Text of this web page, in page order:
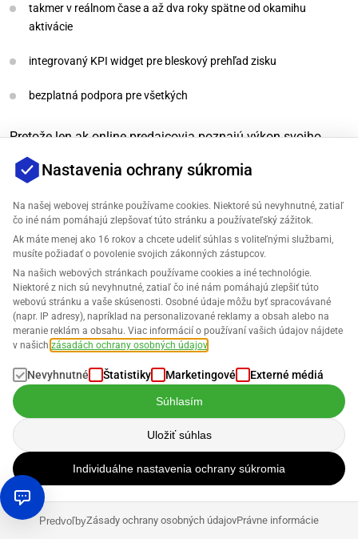
takmer v reálnom čase a až dva roky spätne od okamihu
aktivácie
integrovaný KPI widget pre bleskový prehľad zisku
bezplatná podpora pre všetkých
Pretože len ak online predajcovia poznajú výkon svojho
podnikania, môžu robiť rozhodnutia založené na dátach. S
Business Analytics pre Amazon vizualizujú všetky náklady a
paneli. Tak získate prehľad o tom, ktoré ponuky by ste mali
optimalizovať alebo zrušiť a ktoré produktové segmenty by
ste naopak mali rozšíriť. Zistenia o vývoji vašich FBA
produktov môžu viesť k dôležitým strategickým
rozhodnutiam a k udržateľnému úspechu.
Identifikujte bestseller a zabijakov zisku 14 dní zadarmo:
Teraz vyskúšať zadarmo.
Objavte svoj rastový potenciál
Predávate so ziskom? Zachovajte svoju
ziskovosť s SELLERLOGIC Business Analytics
pre Amazon. Teraz otestujte 14 dní.
Nastavenia ochrany súkromia
Na našej webovej stránke používame cookies. Niektoré sú nevyhnutné, zatiaľ
čo iné nám pomáhajú zlepšovať túto stránku a používateľský zážitok.
Ak máte menej ako 16 rokov a chcete udeliť súhlas s voliteľnými službami,
musíte požiadať o povolenie svojich zákonných zástupcov.
Na našich webových stránkach používame cookies a iné technológie.
Niektoré z nich sú nevyhnutné, zatiaľ čo iné nám pomáhajú zlepšiť túto
webovú stránku a vaše skúsenosti. Osobné údaje môžu byť spracovávané
(napr. IP adresy), napríklad na personalizované reklamy a obsah alebo na
meranie reklám a obsahu. Viac informácií o používaní vašich údajov nájdete
v našich zásadách ochrany osobných údajov
Nevyhnutné Štatistiky Marketingové Externé médiá
Súhlasím
Uložiť súhlas
Individuálne nastavenia ochrany súkromia
PredvoľbyZásady ochrany osobných údajovPrávne informácie